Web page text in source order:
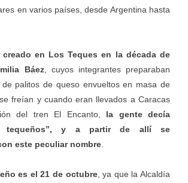
en varios países, desde Argentina hasta
creado en Los Teques en la década de
Báez, cuyos integrantes preparaban
de palitos de queso envueltos en masa de
freían y cuando eran llevados a Caracas
del tren El Encanto, la gente decía
tequeños”, y a partir de allí se
este peculiar nombre
es el 21 de octubre, ya que la Alcaldía